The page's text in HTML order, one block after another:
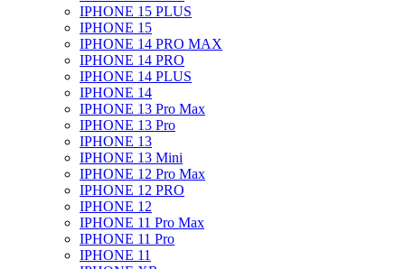
IPHONE 15 PLUS
IPHONE 15
IPHONE 14 PRO MAX
IPHONE 14 PRO
IPHONE 14 PLUS
IPHONE 14
IPHONE 13 Pro Max
IPHONE 13 Pro
IPHONE 13
IPHONE 13 Mini
IPHONE 12 Pro Max
IPHONE 12 PRO
IPHONE 12
IPHONE 11 Pro Max
IPHONE 11 Pro
IPHONE 11